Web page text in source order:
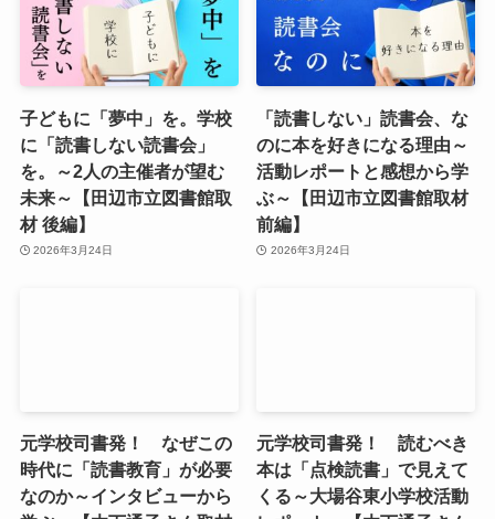
子どもに「夢中」を。学校
に「読書しない読書会」
を。～2人の主催者が望む
未来～【田辺市立図書館取
材 後編】
2026年3月24日
「読書しない」読書会、な
のに本を好きになる理由～
活動レポートと感想から学
ぶ～【田辺市立図書館取材
前編】
2026年3月24日
元学校司書発！ なぜこの
時代に「読書教育」が必要
なのか～インタビューから
元学校司書発！ 読むべき
本は「点検読書」で見えて
くる～大場谷東小学校活動